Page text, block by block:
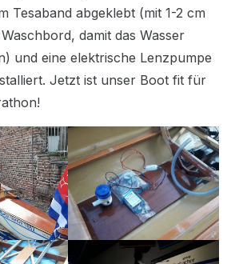
Tesaband abgeklebt (mit 1-2 cm
damit das Wasser
und eine elektrische Lenzpumpe
Jetzt ist unser Boot fit für